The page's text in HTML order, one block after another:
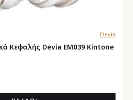
Devia
Κεφαλής Devia EM039 Kintone